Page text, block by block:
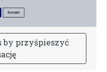
by przyśpieszyć
ację